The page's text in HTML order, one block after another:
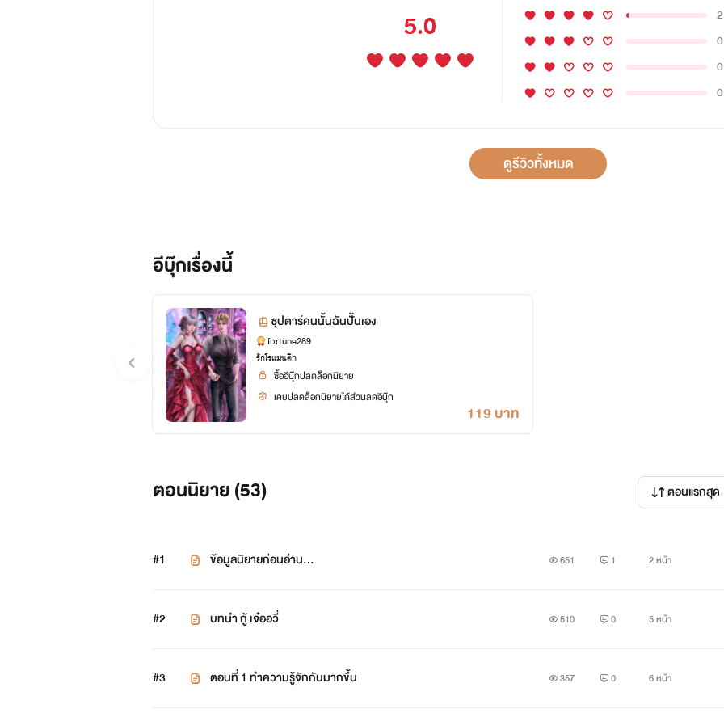
5.0
2
0
0
0
ดูรีวิวทั้งหมด
อีบุ๊กเรื่องนี้
ซุปตาร์คนนั้นฉันปั้นเอง
fortune289
รักโรแมนติก
ซื้ออีบุ๊กปลดล็อกนิยาย
เคยปลดล็อกนิยายได้ส่วนลดอีบุ๊ก
119 บาท
ตอนนิยาย (53) ตอนแรกสุด
#1 ข้อมูลนิยายก่อนอ่าน... 651 1 2 หน้า
#2 บทนำ กู้ เจ๋ออวี่ 510 0 5 หน้า
#3 ตอนที่ 1 ทำความรู้จักกันมากขึ้น 357 0 6 หน้า